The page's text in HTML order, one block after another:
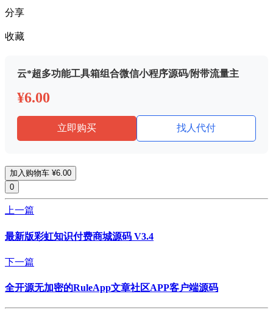
分享
收藏
云*超多功能工具箱组合微信小程序源码/附带流量主
¥6.00
立即购买 找人代付
加入购物车 ¥6.00
0
上一篇
最新版彩虹知识付费商城源码 V3.4
下一篇
全开源无加密的RuleApp文章社区APP客户端源码